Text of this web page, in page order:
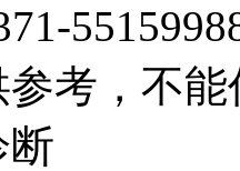
参考，不
断